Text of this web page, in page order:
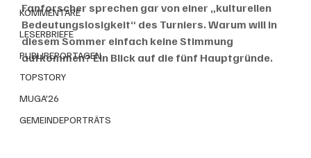
KOMMENTARE
LESERBRIEFE
PUBLIREPORTAGEN
TOPSTORY
MUGA'26
GEMEINDEPORTRÄTS
Fanforscher sprechen gar von einer „kulturellen
Bedeutungslosigkeit“ des Turniers. Warum will in
diesem Sommer einfach keine Stimmung
aufkommen? Ein Blick auf die fünf Hauptgründe.